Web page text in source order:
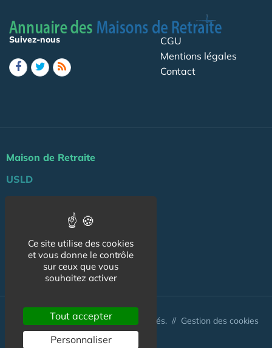
Suivez-nous
CGU
Mentions légales
Contact
Maison de Retraite
USLD
Professionnels
NOS AUTRES SITES :
© Australis 2026 - Tous droits réservés. // Gestion des cookies
Ce site utilise des cookies
et vous donne le contrôle
sur ceux que vous
souhaitez activer
Tout accepter
Personnaliser